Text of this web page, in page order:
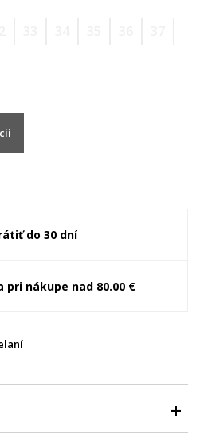
do 30 dní
pri nákupe nad 80.00 €